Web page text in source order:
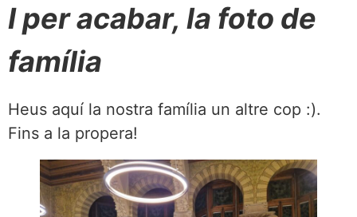
I per acabar, la foto de
família
Heus aquí la nostra família un altre cop :).
Fins a la propera!